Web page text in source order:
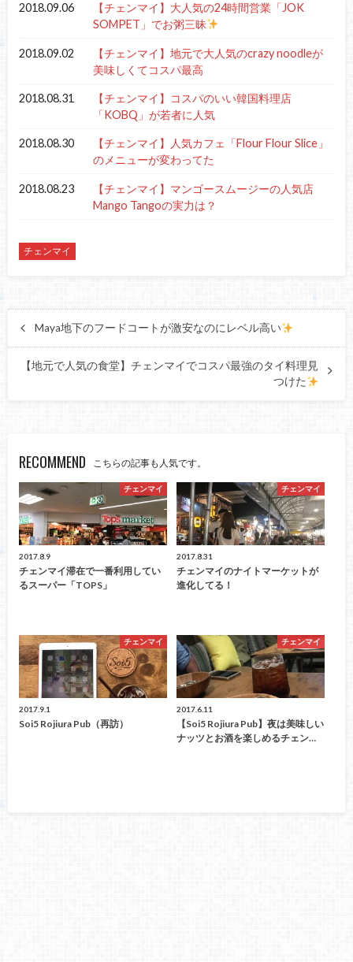
2018.09.06
【チェンマイ】大人気の24時間営業「JOK
SOMPET」でお粥三昧
2018.09.02
【チェンマイ】地元で大人気のcrazy noodleが
美味しくてコスパ最高
2018.08.31
【チェンマイ】コスパのいい韓国料理店
「KOBQ」が若者に人気
2018.08.30
【チェンマイ】人気カフェ「Flour Flour Slice」
のメニューが変わってた
2018.08.23
【チェンマイ】マンゴースムージーの人気店
Mango Tangoの実力は？
チェンマイ
Maya地下のフードコートが激安なのにレベル高い
【地元で人気の食堂】チェンマイでコスパ最強のタイ料理見
つけた
RECOMMEND こちらの記事も人気です。
チェンマイ
2017.8.9
チェンマイ滞在で一番利用してい
るスーパー「TOPS」
チェンマイ
2017.8.31
チェンマイのナイトマーケットが
進化してる！
チェンマイ
2017.9.1
Soi5 Rojiura Pub（再訪）
チェンマイ
2017.6.11
【Soi5 Rojiura Pub】夜は美味しい
ナッツとお酒を楽しめるチェン…